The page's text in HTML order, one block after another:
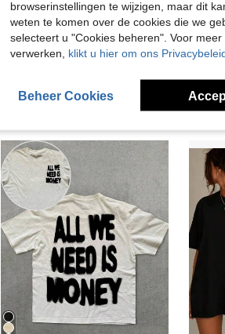
EU Warehouse Heren T-shirts
browserinstellingen te wijzigen, maar dit
weten te komen over de cookies die we
selecteert u "Cookies beheren". Voor
verwerken, klikt u hier om ons
Beheer Cookies